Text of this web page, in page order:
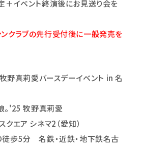
＋イベント終演後にお見送り会を
クラブの先行受付後に一般発売を
牧野真莉愛バースデーイベント in 名
。'25 牧野真莉愛
クエア シネマ2（愛知）
歩5分 名鉄・近鉄・地下鉄名古